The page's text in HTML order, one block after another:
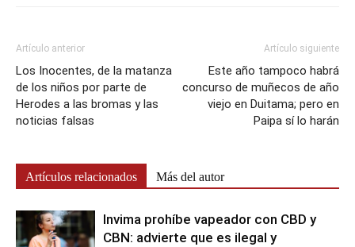
Artículo anterior
Los Inocentes, de la matanza
de los niños por parte de
Herodes a las bromas y las
noticias falsas
Artículo siguiente
Este año tampoco habrá
concurso de muñecos de año
viejo en Duitama; pero en
Paipa sí lo harán
Artículos relacionados Más del autor
Invima prohíbe vapeador con CBD y
CBN: advierte que es ilegal y